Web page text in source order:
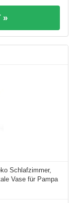
»
Schlafzimmer,
Vase für Pampa